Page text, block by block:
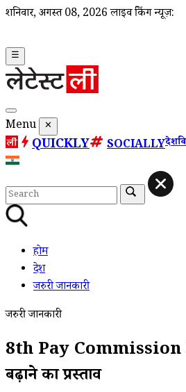
शनिवार, अगस्त 08, 2026 लाइव ब्रेकिंग न्यूज़:
☰
Menu ✕
QUICKLY SOCIALLYदेश
होम
देश
जरुरी जानकारी
जरुरी जानकारी
8th Pay Commission
बढ़ाने का प्रस्ताव